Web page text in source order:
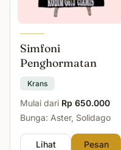
Simfoni
Penghormatan
Krans
Mulai dari Rp 650.000
Bunga: Aster, Solidago
Lihat Pesan